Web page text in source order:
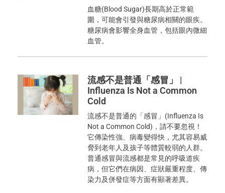
血糖(Blood Sugar)長期高於正常範
圍，可能會引發與糖尿病相關的眼疾。
糖尿病會影響全身血管，包括眼內微細
血管。
流感不是普通「感冒」 |
Influenza Is Not a Common
Cold
流感不是普通的「感冒」(Influenza Is
Not a Common Cold)，請不要忽視！
它傳染性強、病毒變得快，尤其容易威
脅到老年人及孩子等體質較弱的人群。
普通感冒與流感都是常見的呼吸道疾
病，但它們在病因、症狀嚴重程度、傳
染力及併發症等方面有顯著差異。